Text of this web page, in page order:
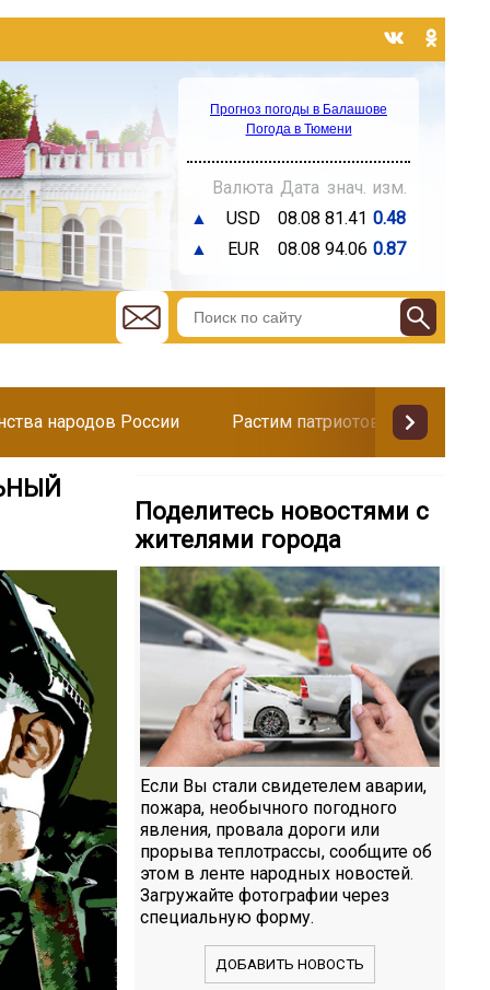
Прогноз погоды в Балашове
Погода в Тюмени
Валюта Дата знач. изм.
▲
USD 08.08 81.41 0.48
▲
EUR 08.08 94.06 0.87
народов России Растим патриотов
Поделитесь новостями с
жителями города
Если Вы стали свидетелем аварии,
пожара, необычного погодного
явления, провала дороги или
прорыва теплотрассы, сообщите об
этом в ленте народных новостей.
Загружайте фотографии через
специальную форму.
ДОБАВИТЬ НОВОСТЬ